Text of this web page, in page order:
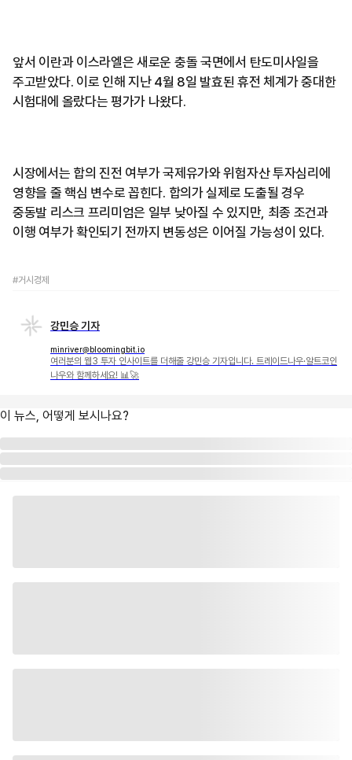
앞서 이란과 이스라엘은 새로운 충돌 국면에서 탄도미사일을
주고받았다. 이로 인해 지난 4월 8일 발효된 휴전 체계가 중대한
시험대에 올랐다는 평가가 나왔다.
시장에서는 합의 진전 여부가 국제유가와 위험자산 투자심리에
영향을 줄 핵심 변수로 꼽힌다. 합의가 실제로 도출될 경우
중동발 리스크 프리미엄은 일부 낮아질 수 있지만, 최종 조건과
이행 여부가 확인되기 전까지 변동성은 이어질 가능성이 있다.
#거시경제
강민승 기자
minriver@bloomingbit.io
여러분의 웹3 투자 인사이트를 더해줄 강민승 기자입니다. 트레이드나우·알트코인
나우와 함께하세요! 📊🚀
이 뉴스, 어떻게 보시나요?